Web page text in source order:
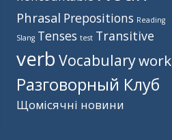
Phrasal Prepositions Reading
Slang Tenses test Transitive
verb Vocabularywork
Разговорный Клуб
Щомісячні новини